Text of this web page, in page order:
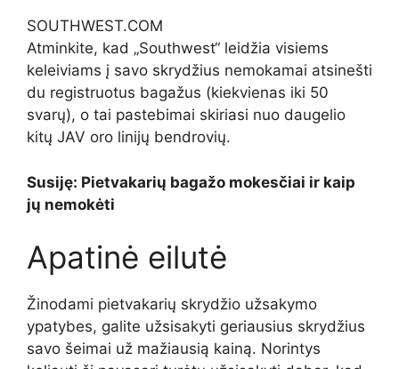
SOUTHWEST.COM
Atminkite, kad „Southwest“ leidžia visiems
keleiviams į savo skrydžius nemokamai atsinešti
du registruotus bagažus (kiekvienas iki 50
svarų), o tai pastebimai skiriasi nuo daugelio
kitų JAV oro linijų bendrovių.
Susiję: Pietvakarių bagažo mokesčiai ir kaip
jų nemokėti
Apatinė eilutė
Žinodami pietvakarių skrydžio užsakymo
ypatybes, galite užsisakyti geriausius skrydžius
savo šeimai už mažiausią kainą. Norintys